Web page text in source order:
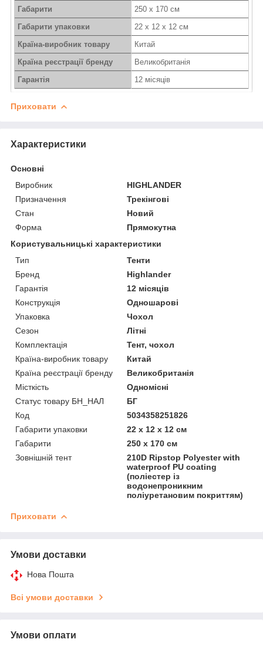
Габарити
250 х 170 см
Габарити упаковки
22 х 12 х 12 см
Країна-виробник товару
Китай
Країна реєстрації бренду
Великобританія
Гарантія
12 місяців
Приховати
Характеристики
Основні
Виробник
HIGHLANDER
Призначення
Трекінгові
Стан
Новий
Форма
Прямокутна
Користувальницькі характеристики
Тип
Тенти
Бренд
Highlander
Гарантія
12 місяців
Конструкція
Одношарові
Упаковка
Чохол
Сезон
Літні
Комплектація
Тент, чохол
Країна-виробник товару
Китай
Країна реєстрації бренду
Великобританія
Місткість
Одномісні
Статус товару БН_НАЛ
БГ
Код
5034358251826
Габарити упаковки
22 х 12 х 12 см
Габарити
250 х 170 см
Зовнішній тент
210D Ripstop Polyester with
waterproof PU coating
(поліестер із
водонепроникним
поліуретановим покриттям)
Приховати
Умови доставки
Нова Пошта
Всі умови доставки
Умови оплати